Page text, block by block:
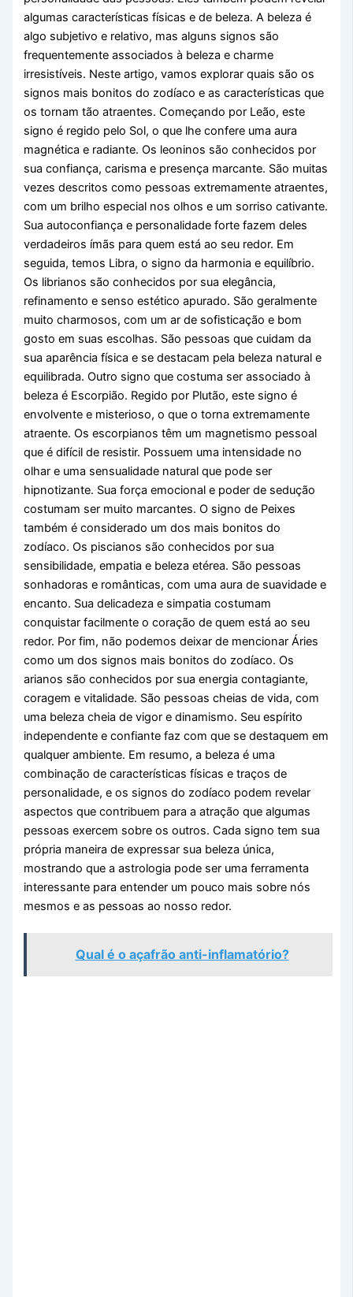
algumas características físicas e de beleza. A beleza é
algo subjetivo e relativo, mas alguns signos são
frequentemente associados à beleza e charme
irresistíveis. Neste artigo, vamos explorar quais são os
signos mais bonitos do zodíaco e as características que
os tornam tão atraentes. Começando por Leão, este
signo é regido pelo Sol, o que lhe confere uma aura
magnética e radiante. Os leoninos são conhecidos por
sua confiança, carisma e presença marcante. São muitas
vezes descritos como pessoas extremamente atraentes,
com um brilho especial nos olhos e um sorriso cativante.
Sua autoconfiança e personalidade forte fazem deles
verdadeiros ímãs para quem está ao seu redor. Em
seguida, temos Libra, o signo da harmonia e equilíbrio.
Os librianos são conhecidos por sua elegância,
refinamento e senso estético apurado. São geralmente
muito charmosos, com um ar de sofisticação e bom
gosto em suas escolhas. São pessoas que cuidam da
sua aparência física e se destacam pela beleza natural e
equilibrada. Outro signo que costuma ser associado à
beleza é Escorpião. Regido por Plutão, este signo é
envolvente e misterioso, o que o torna extremamente
atraente. Os escorpianos têm um magnetismo pessoal
que é difícil de resistir. Possuem uma intensidade no
olhar e uma sensualidade natural que pode ser
hipnotizante. Sua força emocional e poder de sedução
costumam ser muito marcantes. O signo de Peixes
também é considerado um dos mais bonitos do
zodíaco. Os piscianos são conhecidos por sua
sensibilidade, empatia e beleza etérea. São pessoas
sonhadoras e românticas, com uma aura de suavidade e
encanto. Sua delicadeza e simpatia costumam
conquistar facilmente o coração de quem está ao seu
redor. Por fim, não podemos deixar de mencionar Áries
como um dos signos mais bonitos do zodíaco. Os
arianos são conhecidos por sua energia contagiante,
coragem e vitalidade. São pessoas cheias de vida, com
uma beleza cheia de vigor e dinamismo. Seu espírito
independente e confiante faz com que se destaquem em
qualquer ambiente. Em resumo, a beleza é uma
combinação de características físicas e traços de
personalidade, e os signos do zodíaco podem revelar
aspectos que contribuem para a atração que algumas
pessoas exercem sobre os outros. Cada signo tem sua
própria maneira de expressar sua beleza única,
mostrando que a astrologia pode ser uma ferramenta
interessante para entender um pouco mais sobre nós
mesmos e as pessoas ao nosso redor.
Qual é o açafrão anti-inflamatório?